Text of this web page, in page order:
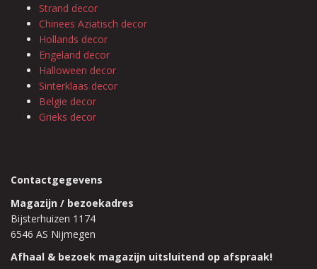
Strand decor
Chinees Aziatisch decor
Hollands decor
Engeland decor
Halloween decor
Sinterklaas decor
Belgie decor
Grieks decor
Contactgegevens
Magazijn / bezoekadres
Bijsterhuizen 1174
6546 AS Nijmegen
Afhaal & bezoek magazijn uitsluitend op afspraak!